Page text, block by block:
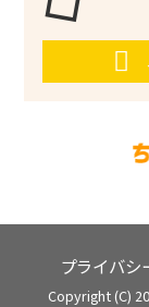
プライバシ
Copyright (C)